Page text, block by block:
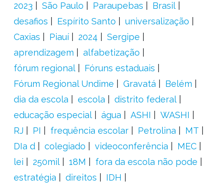
2023
São Paulo Paraupebas
Brasil
desafios
Espírito Santo
universalização
Caxias
Piauí 2024
Sergipe
aprendizagem
alfabetização
fórum regional
Fóruns estaduais
Fórum Regional Undime
Gravatá
Belém
dia da escola
escola
distrito federal
educação especial
água ASHI
WASHI
RJ
PI frequência escolar Petrolina
MT
DIa d
colegiado videoconferência
MEC
lei
250mil 18M
fora da escola não pode
estratégia
direitos
IDH